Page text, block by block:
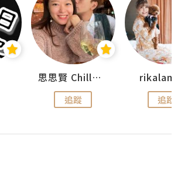
思思賢 ChillMyBabe
追蹤 追蹤